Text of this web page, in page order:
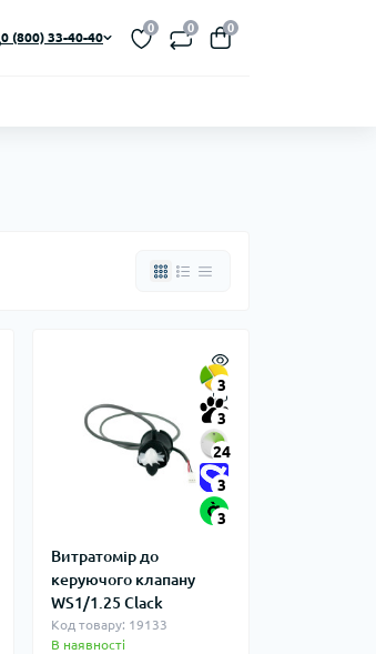
0 (800) 33-40-40
0 0 0
3
3
24
3
3
Витратомір до
керуючого клапану
WS1/1.25 Clack
Код товару: 19133
В наявності